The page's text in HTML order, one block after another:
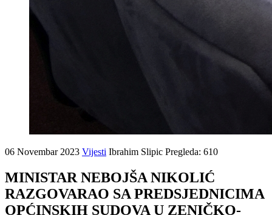
06 Novembar 2023 Vijesti Ibrahim Slipic Pregleda: 610
MINISTAR NEBOJŠA NIKOLIĆ
RAZGOVARAO SA PREDSJEDNICIMA
OPĆINSKIH SUDOVA U ZENIČKO-